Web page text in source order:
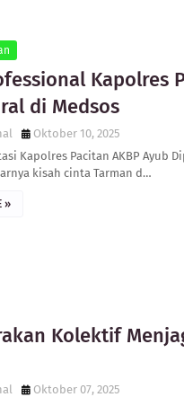
Kapolres
di Medsos
Oktober 10, 2025
Kapolres Pacitan AKBP Ayub
kisah cinta Tarman d…
»
Kolektif
Oktober 07, 2025